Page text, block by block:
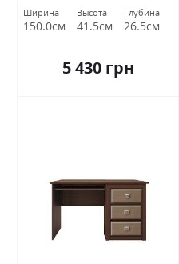
Ширина
150.0см
Высота
41.5см
Глубина
26.5см
5 430 грн